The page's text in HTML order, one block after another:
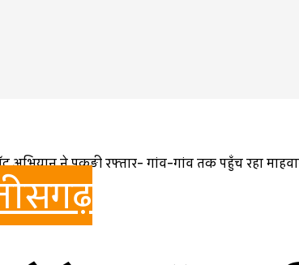
अभियान ने पकड़ी रफ्तार- गांव-गांव तक पहुँच रहा